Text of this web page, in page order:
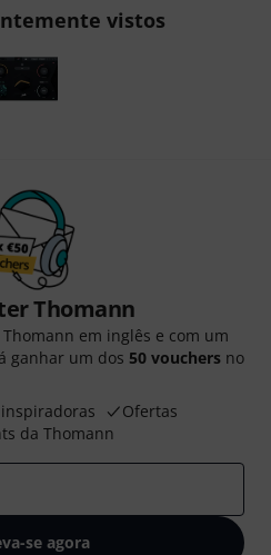
vistos
Thomann
em inglês e com um
ganhar um dos 50 vouchers no
Ofertas
da Thomann
se agora